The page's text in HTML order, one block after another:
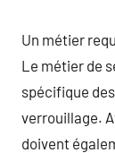
Un métier
Le métier de
spécifique
verrouillage.
doivent